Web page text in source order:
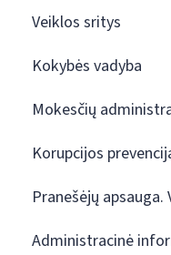
Veiklos sritys
Kokybės vadyba
Mokesčių
Korupcijos
Pranešėjų apsauga.
Administracinė